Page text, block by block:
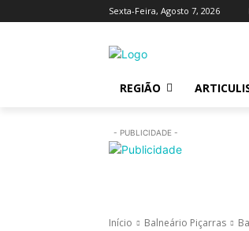
Sexta-Feira, Agosto 7, 2026
REGIÃO
- PUBLICIDADE -
Início Balneário Piçarras